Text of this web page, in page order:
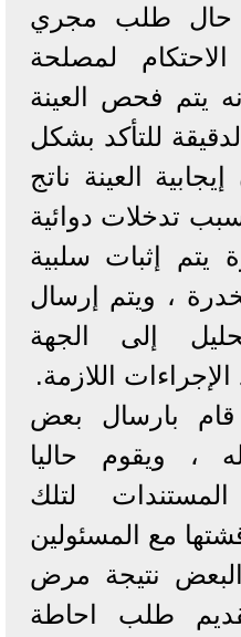
حال طلب مجري
الاحتكام لمصلحة
يتم فحص العينة
للتأكد بشكل
العينة ناتج
تدخلات دوائية
يتم إثبات سلبية
، ويتم إرسال
إلى الجهة
الإجراءات اللازمة.
قام بارسال بعض
، ويقوم حاليا
لتلك
مع المسئولين
نتيجة مرض
طلب احاطة